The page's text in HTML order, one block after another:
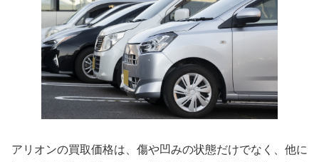
アリオンの買取価格は、傷や凹みの状態だけでなく、他に